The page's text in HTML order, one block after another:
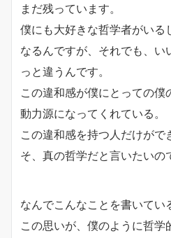
まだ残っています。
僕にも大好きな哲学者がいる
なるんですが、それでも、 い
っと違うんです。
この違和感が僕にとっての僕
動力源になって くれている。
この違和感を持つ人だけがで
そ、真の哲学だと言いたいの
なんでこんなことを書いてい
この思いが、 僕のように哲学